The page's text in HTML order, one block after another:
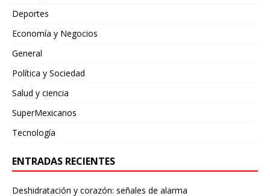
Deportes
Economía y Negocios
General
Política y Sociedad
Salud y ciencia
SuperMexicanos
Tecnología
ENTRADAS RECIENTES
Deshidratación y corazón: señales de alarma